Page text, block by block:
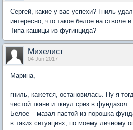
Сергей, какие у вас успехи? Гниль
интересно, что такое белое на стволе
Типа кашицы из фугинцида?
Михелист
04 Jun 2017
Марина,
гниль, кажется, остановилась. Ну я
чистой ткани и ткнул срез в фундазол.
Белое – мазал пастой из порошка
в таких ситуациях, по моему личному